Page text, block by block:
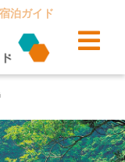
泊ガイド